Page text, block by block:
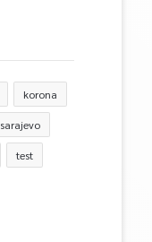
korona
sarajevo
test